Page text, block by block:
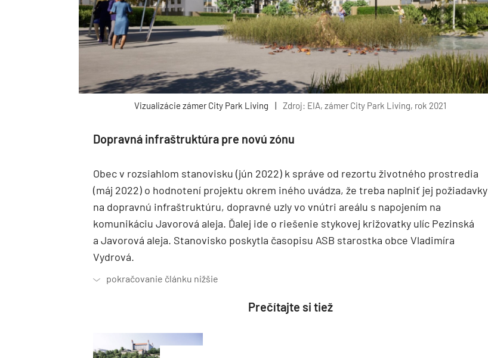
Vizualizácie zámer City Park Living | Zdroj: EIA, zámer City Park Living, rok 2021
Dopravná infraštruktúra pre novú zónu
Obec v rozsiahlom stanovisku (jún 2022) k správe od rezortu životného prostredia
(máj 2022) o hodnotení projektu okrem iného uvádza, že treba naplniť jej požiadavky
na dopravnú infraštruktúru, dopravné uzly vo vnútri areálu s napojením na
komunikáciu Javorová aleja. Ďalej ide o riešenie stykovej križovatky ulíc Pezinská
a Javorová aleja. Stanovisko poskytla časopisu ASB starostka obce Vladimíra
Vydrová.
Prečítajte si tiež